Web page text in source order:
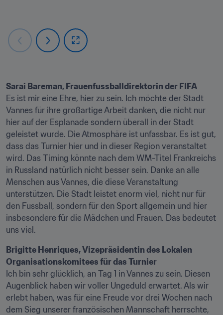
Sarai Bareman, Frauenfussballdirektorin der FIFA
Es ist mir eine Ehre, hier zu sein. Ich möchte der Stadt
Vannes für ihre großartige Arbeit danken, die nicht nur
hier auf der Esplanade sondern überall in der Stadt
geleistet wurde. Die Atmosphäre ist unfassbar. Es ist gut,
dass das Turnier hier und in dieser Region veranstaltet
wird. Das Timing könnte nach dem WM-Titel Frankreichs
in Russland natürlich nicht besser sein. Danke an alle
Menschen aus Vannes, die diese Veranstaltung
unterstützen. Die Stadt leistet enorm viel, nicht nur für
den Fussball, sondern für den Sport allgemein und hier
insbesondere für die Mädchen und Frauen. Das bedeutet
uns viel.
Brigitte Henriques, Vizepräsidentin des Lokalen
Organisationskomitees für das Turnier
Ich bin sehr glücklich, an Tag 1 in Vannes zu sein. Diesen
Augenblick haben wir voller Ungeduld erwartet. Als wir
erlebt haben, was für eine Freude vor drei Wochen nach
dem Sieg unserer französischen Mannschaft herrschte,